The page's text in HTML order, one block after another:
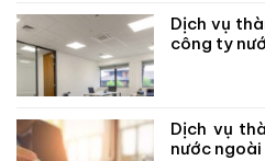
Dịch vụ
công ty
Dịch vụ
nước